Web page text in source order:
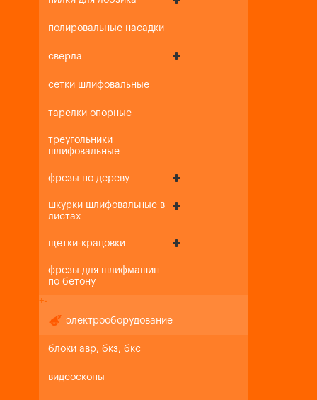
полировальные насадки
сверла
сетки шлифовальные
тарелки опорные
треугольники
шлифовальные
фрезы по дереву
шкурки шлифовальные в
листах
щетки-крацовки
фрезы для шлифмашин
по бетону
+-
электрооборудование
блоки авр, бкз, бкс
видеоскопы